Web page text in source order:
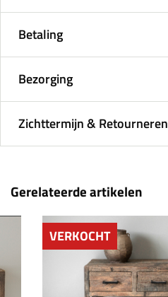
Betaling
Bezorging
Zichttermijn & Retourneren
Gerelateerde artikelen
VERKOCHT